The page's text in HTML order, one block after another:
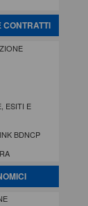
CONTRATTI
ESITI E
BDNCP